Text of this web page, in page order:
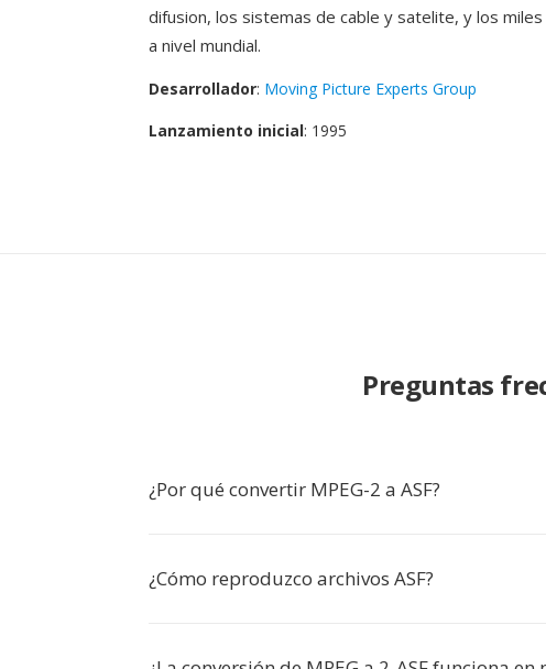
difusion, los sistemas de cable y satelite, y los
a nivel mundial.
Desarrollador: Moving Picture Experts Group
Lanzamiento inicial: 1995
Preguntas
¿Por qué convertir MPEG-2 a ASF?
¿Cómo reproduzco archivos ASF?